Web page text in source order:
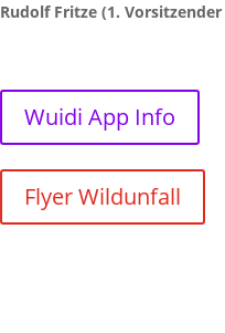
Rudolf Fritze (1.
Wuidi App Info
Flyer Wildunfall